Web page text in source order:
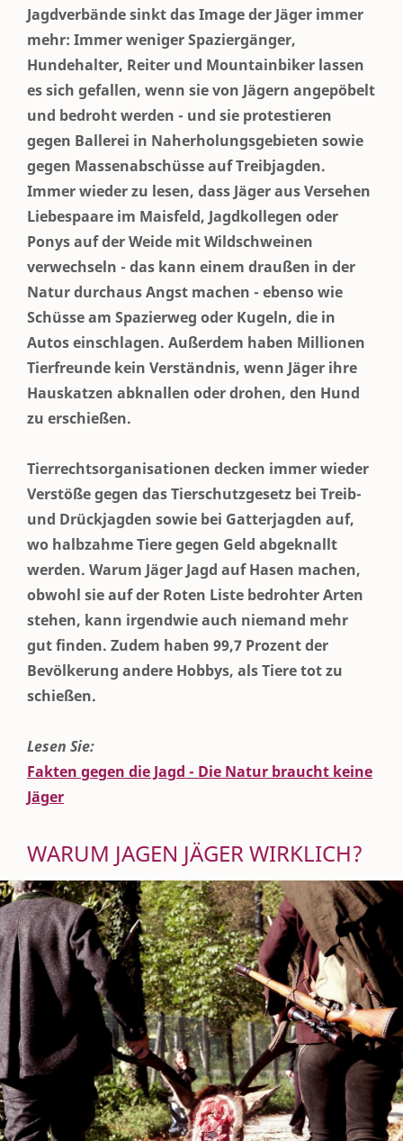
Jagdverbände sinkt das Image der Jäger immer
mehr: Immer weniger Spaziergänger,
Hundehalter, Reiter und Mountainbiker lassen
es sich gefallen, wenn sie von Jägern angepöbelt
und bedroht werden - und sie protestieren
gegen Ballerei in Naherholungsgebieten sowie
gegen Massenabschüsse auf Treibjagden.
Immer wieder zu lesen, dass Jäger aus Versehen
Liebespaare im Maisfeld, Jagdkollegen oder
Ponys auf der Weide mit Wildschweinen
verwechseln - das kann einem draußen in der
Natur durchaus Angst machen - ebenso wie
Schüsse am Spazierweg oder Kugeln, die in
Autos einschlagen. Außerdem haben Millionen
Tierfreunde kein Verständnis, wenn Jäger ihre
Hauskatzen abknallen oder drohen, den Hund
zu erschießen.
Tierrechtsorganisationen decken immer wieder
Verstöße gegen das Tierschutzgesetz bei Treib-
und Drückjagden sowie bei Gatterjagden auf,
wo halbzahme Tiere gegen Geld abgeknallt
werden. Warum Jäger Jagd auf Hasen machen,
obwohl sie auf der Roten Liste bedrohter Arten
stehen, kann irgendwie auch niemand mehr
gut finden. Zudem haben 99,7 Prozent der
Bevölkerung andere Hobbys, als Tiere tot zu
schießen.
Lesen Sie:
Fakten gegen die Jagd - Die Natur braucht keine
Jäger
WARUM JAGEN JÄGER WIRKLICH?